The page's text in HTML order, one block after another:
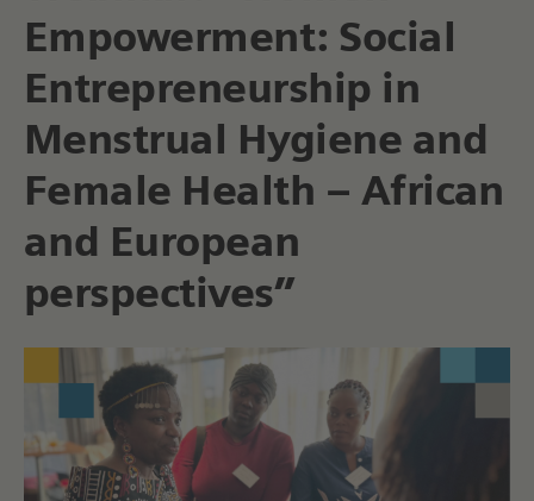
Empowerment: Social
Entrepreneurship in
Menstrual Hygiene and
Female Health – African
and European
perspectives”